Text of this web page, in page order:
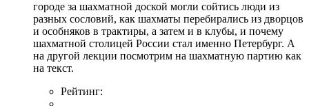
городе за шахматной доской могли сойтись люди из
разных сословий, как шахматы перебирались из дворцов
и особняков в трактиры, а затем и в клубы, и почему
шахматной столицей России стал именно Петербург. А
на другой лекции посмотрим на шахматную партию как
на текст.
Рейтинг: